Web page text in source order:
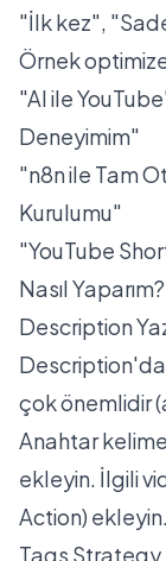
"İlk kez",
Örnek
"AI ile
Deneyimim"
"n8n ile Tam
Kurulumu"
"YouTube
Nasıl
Description
çok önemlidir
Anahtar
ekleyin. İlgili
Action) ekleyin.
Tags Strategy